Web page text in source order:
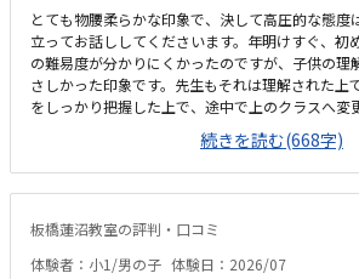
とても物腰柔らかな印象で、決して高圧的な態度
立ってお話ししてくださいます。年明けすぐ、初
の難易度が分かりにくかったのですが、子供の理
さしかった印象です。先生もそれは理解された上
をしっかり把握した上で、途中で上のクラスへ変
りました。実際、3月4月で徐々に上のクラスへ変
説明があり、柔軟にカリキュラム対応いただいて
圏内でとても便利ですが、建物の取り壊しが数年
の事で、移転後も通いやすい場所となるか少し不
ち込みでご用意されるので子どもなりに割り切る
す。月2回で1万円を超えるのでなかなか負担が大
続きを読む(668字)
板橋蓮沼教室の評判・口コミ
体験者：小1/男の子 体験日：2026/07